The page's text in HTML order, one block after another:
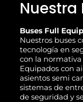
Nuestra
Buses Full
Nuestros buses
tecnología en
con la
Equipados con
asientos semi
sistemas de
de seguridad y